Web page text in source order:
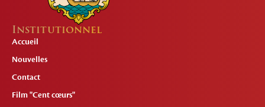
Institutionnel
Accueil
Nouvelles
Contact
Film "Cent cœurs"